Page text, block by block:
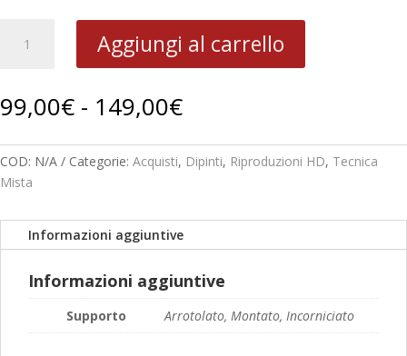
Figura
BV
13
quantità
Aggiungi al carrello
99,00€ - 149,00€Fascia
di
prezzo:
da
149,00€
COD: N/A Categorie: Acquisti, Dipinti, Riproduzioni HD, Tecnica
Mista
Informazioni aggiuntive
Informazioni aggiuntive
Supporto Arrotolato, Montato, Incorniciato